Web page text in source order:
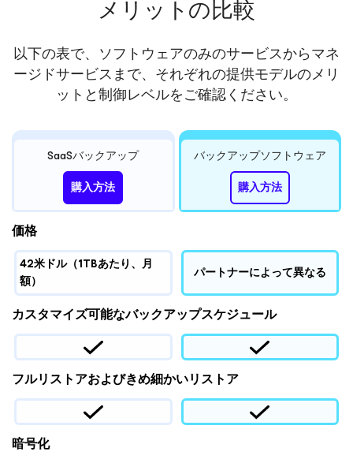
メリットの比較
以下の表で、ソフトウェアのみのサービスからマネ
ージドサービスまで、それぞれの提供モデルのメリ
ットと制御レベルをご確認ください。
SaaSバックアップ
バックアップソフトウェア
購入方法
購入方法
価格
42米ドル（1TBあたり、月
額）
パートナーによって異なる
カスタマイズ可能なバックアップスケジュール
フルリストアおよびきめ細かいリストア
暗号化